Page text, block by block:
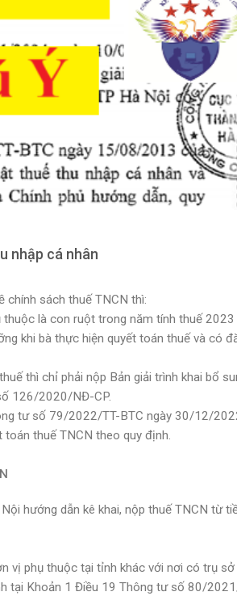
nhập cá nhân
sách thuế TNCN thì:
là con ruột trong năm tính thuế 2023
khi bà thực hiện quyết toán thuế và có
thì chỉ phải nộp Bản giải trình khai bổ
126/2020/NĐ-CP.
tư số 79/2022/TT-BTC ngày 30/12/
thuế TNCN theo quy định.
hướng dẫn kê khai, nộp thuế TNCN từ
vị phụ thuộc tại tỉnh khác với nơi có trụ sở
tại Khoản 1 Điều 19 Thông tư số 80/